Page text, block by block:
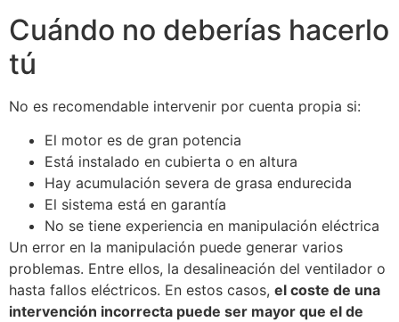
Cuándo no deberías hacerlo
tú
No es recomendable intervenir por cuenta propia si:
El motor es de gran potencia
Está instalado en cubierta o en altura
Hay acumulación severa de grasa endurecida
El sistema está en garantía
No se tiene experiencia en manipulación eléctrica
Un error en la manipulación puede generar varios
problemas. Entre ellos, la desalineación del ventilador o
hasta fallos eléctricos. En estos casos, el coste de una
intervención incorrecta puede ser mayor que el de